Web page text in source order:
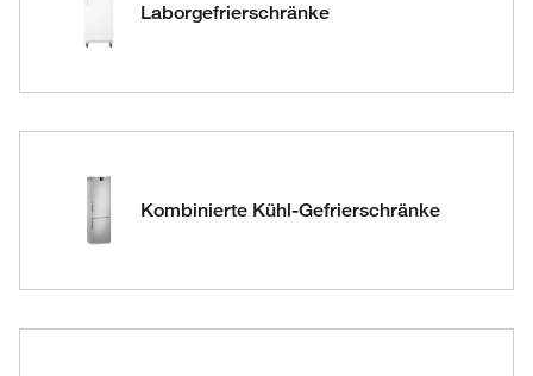
Laborgefrierschränke
Kombinierte Kühl-Gefrierschränke